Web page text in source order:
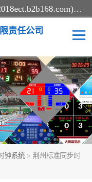
北京易彩通科技有限责任公司(2018ect.b2b168.com)主要提供陕西计时记分系统，全国统一热线：15611947915.北京易彩通科技有限责任公司有一支长期从事智能控制系统研发的高素质的队伍，具有嵌入式系统，视频系统、通信系统、网络系统，体育计时系统的知识和技能。强力打造体育比赛计时计分系统、智能升降旗系统、标准时钟系统、赛事编排及信息发布系统，为用户提供较新的，较廉价的，应用解决方案。
责任公司
钟系统 > 荆州标准同步时
计时系统
同步时钟系统
记分系统
馆水下摄影采集救生